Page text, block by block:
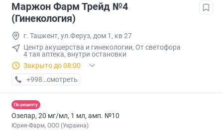
Маржон Фарм Трейд №4
(Гинекология)
г. Ташкент, ул.Феруз, дом 1, кв 27
Центр акушерства и гинекологии, От светофора
4 тая аптека, внутри остановки
Закрыто до 08:00
+998 (77) XXX-XX-XX
смотреть
По рецепту
Озелар, 20 мг/мл, 1 мл, амп. №10
Юрия-Фарм, ООО (Украина)